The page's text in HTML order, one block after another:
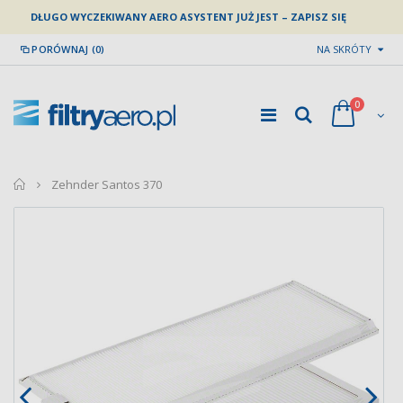
DŁUGO WYCZEKIWANY AERO ASYSTENT JUŻ JEST – ZAPISZ SIĘ
PORÓWNAJ (0) NA SKRÓTY
0
home
Zehnder Santos 370